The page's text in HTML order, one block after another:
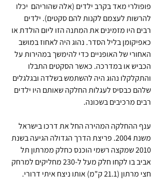
פופולרי מאד בקרב ילדים (אלה שהוריהם  יכלו
להרשות לעצמם לקנות להם סקטים). ילדים
רבים היו מזמינים את המתנה הזו ליום הולדת או
כאפיקומן בליל הסדר. נהוג היה לאחוז במושב
האחורי של האופניים כדי להימשך במהירות על
הכביש או במדרכה. כאשר הסקטים התבלו
והתקלקלו נהוג היה להשתמש בשלדה ובגלגלים
שלהם כבסיס לעגלות החלקה שאותם היו ילדים
רבים מרכיבים בשכונה.
ענף ההחלקה המהירה החל את דרכו בישראל
משנת 2004. פריצת הדרך הגדולה הגיעה בשנת
2010 שמקצה רשמי הוכנס כחלק ממרתון תל
אביב בו לקחו חלק מעל ל-230 מחליקים למרחק
חצי מרתון (21.1 ק"מ) אותו ניצח איתי דרורי.